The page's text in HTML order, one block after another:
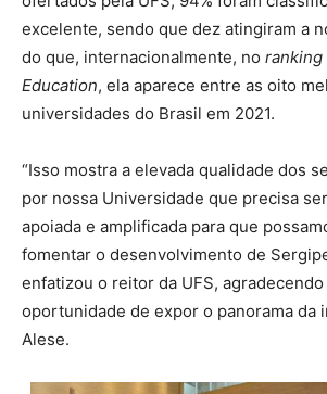
excelente, sendo que dez atingiram a
do que, internacionalmente, no ranking
Education, ela aparece entre as oito
universidades do Brasil em 2021.
“Isso mostra a elevada qualidade dos
por nossa Universidade que precisa
apoiada e amplificada para que
fomentar o desenvolvimento de
enfatizou o reitor da UFS,
oportunidade de expor o panorama da
Alese.